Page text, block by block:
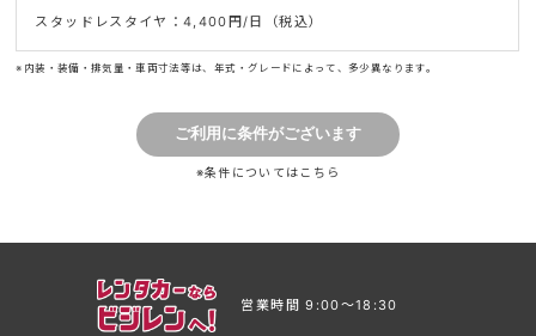
スタッドレスタイヤ：4,400円/日（税込）
※内装・装備・排気量・車両寸法等は、年式・グレードによって、多少異なります。
※条件については こちら
営業時間 9:00〜18:30